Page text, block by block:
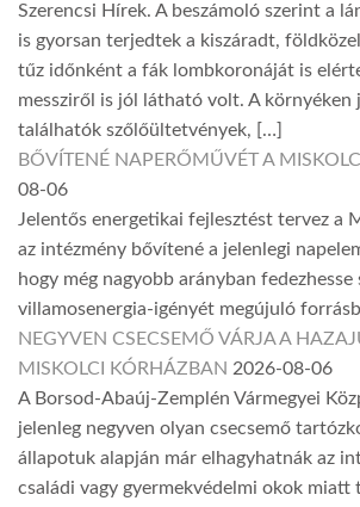
Szerencsi Hírek. A beszámoló szerint a
is gyorsan terjedtek a kiszáradt,
tűz időnként a fák lombkoronáját is
messziről is jól látható volt. A környéken
találhatók szőlőültetvények, […]
BŐVÍTENÉ NAPERŐMŰVÉT A
08-06
Jelentős energetikai fejlesztést tervez a
az intézmény bővítené a jelenlegi
hogy még nagyobb arányban fedezhesse
villamosenergia-igényét megújuló
NEGYVEN CSECSEMŐ VÁRJA A
MISKOLCI KÓRHÁZBAN 2026-08-06
A Borsod-Abaúj-Zemplén Vármegyei
jelenleg negyven olyan csecsemő
állapotuk alapján már elhagyhatnák az
családi vagy gyermekvédelmi okok miatt